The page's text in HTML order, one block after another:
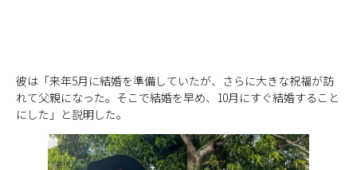
彼は「来年5月に結婚を準備していたが、さらに大きな祝福が訪
れて父親になった。そこで結婚を早め、10月にすぐ結婚すること
にした」と説明した。